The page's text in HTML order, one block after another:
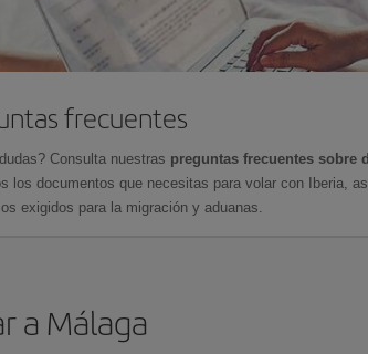
frecuentes
Consulta nuestras preguntas frecuentes sobre
los documentos que necesitas para volar con Iberia,
exigidos para la migración y aduanas.
a Málaga